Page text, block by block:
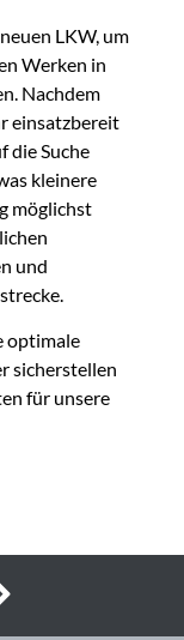
LKW, um
Werken in
Nachdem
einsatzbereit
die Suche
kleinere
möglichst
und
optimale
sicherstellen
für unsere